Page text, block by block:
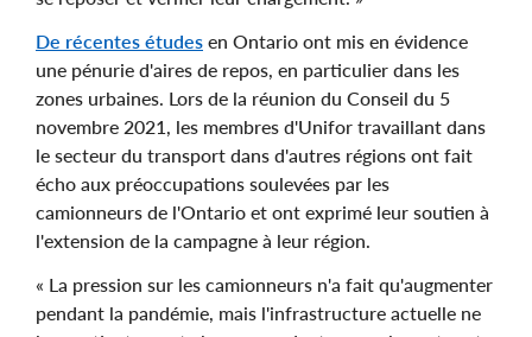
De récentes études en Ontario ont mis en évidence
une pénurie d'aires de repos, en particulier dans les
zones urbaines. Lors de la réunion du Conseil du 5
novembre 2021, les membres d'Unifor travaillant dans
le secteur du transport dans d'autres régions ont fait
écho aux préoccupations soulevées par les
camionneurs de l'Ontario et ont exprimé leur soutien à
l'extension de la campagne à leur région.
« La pression sur les camionneurs n'a fait qu'augmenter
pendant la pandémie, mais l'infrastructure actuelle ne